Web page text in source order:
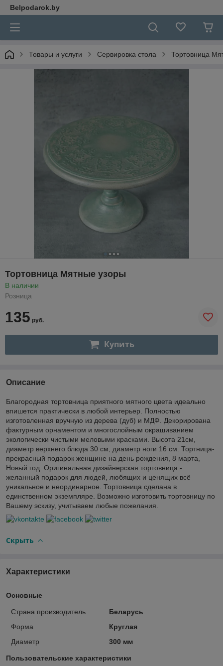
Belpodarok.by
Товары и услуги Сервировка стола Тортовница
Тортовница Мятные узоры
В наличии
Розница
135 руб.
Купить
Описание
Благородная тортовница приятного мятного цвета идеально
впишется практически в любой интерьер. Полностью
изготовленная вручную из дерева (дуб) и МДФ. Декорирована
фактурным орнаментом и многослойным окрашиванием
экологически чистыми меловыми красками. Высота 21см,
диаметр верхнего блюда 30 см, диаметр ноги 16 см. Тортница-
прекрасный подарок женщине на день рождения, 8 марта,
Новый год. Оригинальная дизайнерская тортовница -
желанный подарок для людей, любящих и ценящих всё
уникальное и неординарное. Тортовница сделана в
единственном экземпляре. Возможно изготовить тортовницу по
Вашему эскизу, учитываем любые пожелания.
Скрыть
Характеристики
Основные
Страна производитель
Беларусь
Форма
Круглая
Диаметр
300 мм
Пользовательские характеристики